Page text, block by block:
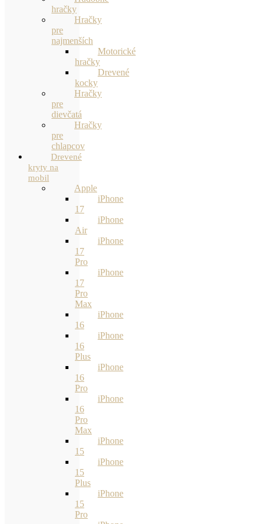
hračky
Hračky
pre
najmenších
Motorické
hračky
Drevené
kocky
Hračky
pre
dievčatá
Hračky
pre
chlapcov
Drevené
kryty na
mobil
Apple
iPhone
17
iPhone
Air
iPhone
17
Pro
iPhone
17
Pro
Max
iPhone
16
iPhone
16
Plus
iPhone
16
Pro
iPhone
16
Pro
Max
iPhone
15
iPhone
15
Plus
iPhone
15
Pro